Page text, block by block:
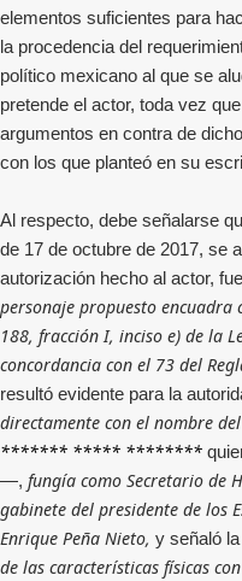
elementos suficientes para
la procedencia del
político mexicano al que se
pretende el actor, toda vez
argumentos en contra de
con los que planteó en su
Al respecto, debe señalarse
de 17 de octubre de 2017, se
autorización hecho al actor,
personaje propuesto encuadra
188, fracción I, inciso e) de la
concordancia con el 73 del
resultó evidente para la
directamente con el nombre
******* ***** ********
—, fungía como Secretario de
gabinete del presidente de los
Enrique Peña Nieto, y señaló
de las características físicas